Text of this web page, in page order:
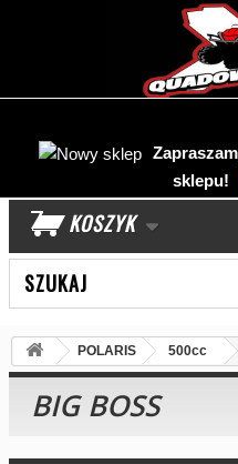
sklepu!
KOSZYK
POLARIS 500cc
BIG BOSS